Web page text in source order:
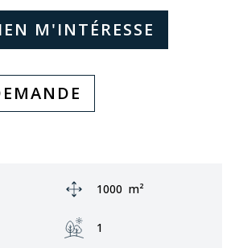
M'INTÉRESSE
Zone:
1000 m²
Jardin:
1